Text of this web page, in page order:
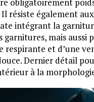
obligatoirement
résiste également
intégrant la
garnitures, mais
et d’une
Dernier détail
à la